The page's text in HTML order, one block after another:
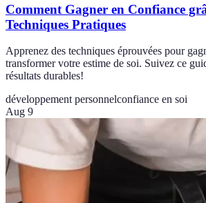
Comment Gagner en Confiance
Techniques Pratiques
Apprenez des techniques éprouvées pour
transformer votre estime de soi. Suivez ce
résultats durables!
développement personnelconfiance en soi
Aug 9